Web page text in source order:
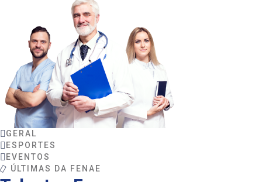
GERAL
ESPORTES
EVENTOS
ÚLTIMAS DA FENAE